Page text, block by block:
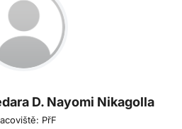
D. Nayomi Nikagolla
PřF